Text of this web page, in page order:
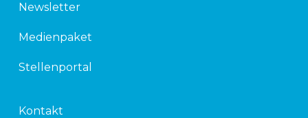
Newsletter
Medienpaket
Stellenportal
Kontakt